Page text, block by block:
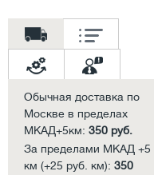
Обычная доставка по
Москве в пределах
МКАД+5км: 350 руб.
За пределами МКАД +5
км (+25 руб. км): 350